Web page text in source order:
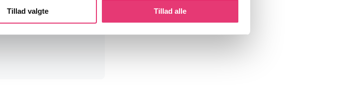
Tillad valgte Tillad alle
investor.